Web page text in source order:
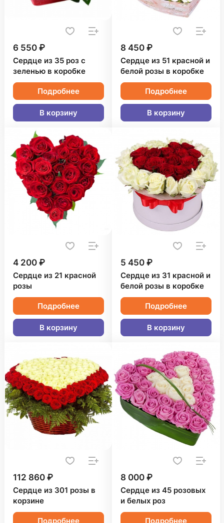
6 550 ₽
Сердце из 35 роз с
зеленью в коробке
Подробнее
В корзину
8 450 ₽
Сердце из 51 красной и
белой розы в коробке
Подробнее
В корзину
4 200 ₽
Сердце из 21 красной
розы
Подробнее
В корзину
5 450 ₽
Сердце из 31 красной и
белой розы в коробке
Подробнее
В корзину
112 860 ₽
Сердце из 301 розы в
корзине
Подробнее
8 000 ₽
Сердце из 45 розовых
и белых роз
Подробнее